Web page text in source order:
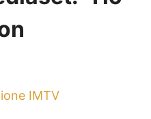
IMTV